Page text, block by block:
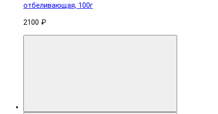
отбеливающая, 100г
2100 ₽